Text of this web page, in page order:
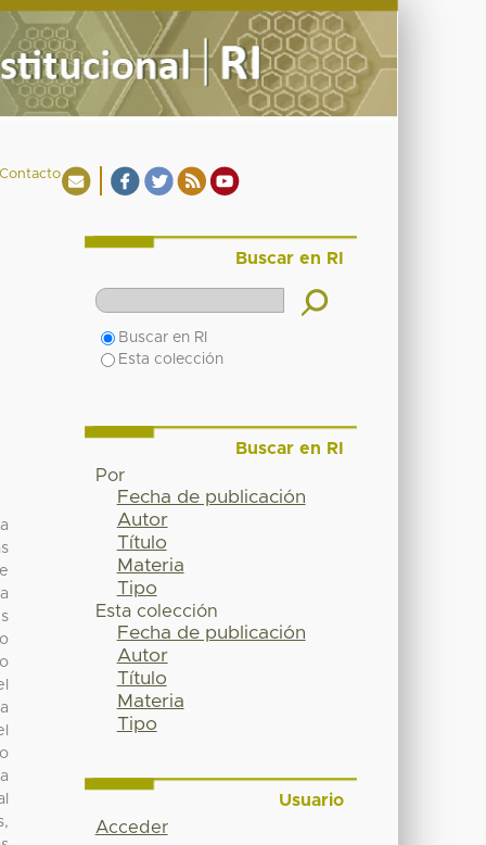
Contacto
Buscar en RI
Buscar en RI
Esta colección
Buscar en RI
Por
Fecha de publicación
Autor
Título
Materia
Tipo
Esta colección
Fecha de publicación
Autor
Título
Materia
Tipo
Usuario
Acceder